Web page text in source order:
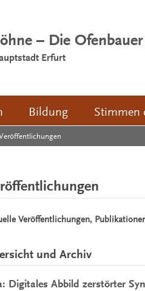
– Die
Erfurt
Bildung Stimmen
Veröffentlichungen,
und Archiv
Digitales Abbild zerstörter